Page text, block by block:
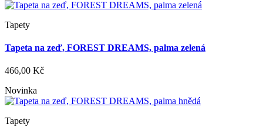
Tapety
Tapeta na zeď, FOREST DREAMS, palma zelená
466,00 Kč
Novinka
Tapety